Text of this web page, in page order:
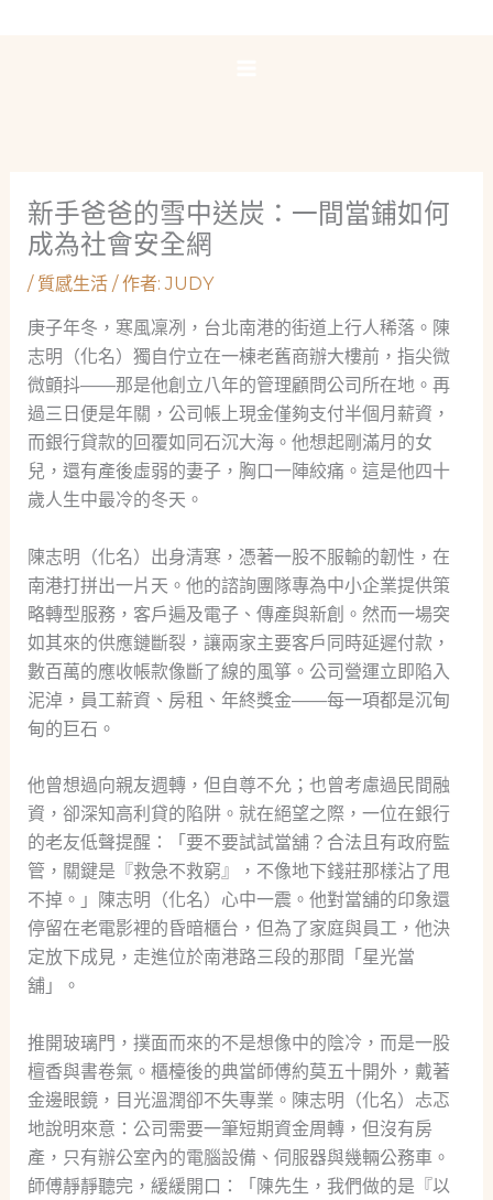
新手爸爸的雪中送炭：一間當鋪如何
成為社會安全網
/ 質感生活/ 作者:JUDY
庚子年冬，寒風凜冽，台北南港的街道上行人稀落。陳
志明（化名）獨自佇立在一棟老舊商辦大樓前，指尖微
微顫抖——那是他創立八年的管理顧問公司所在地。再
過三日便是年關，公司帳上現金僅夠支付半個月薪資，
而銀行貸款的回覆如同石沉大海。他想起剛滿月的女
兒，還有產後虛弱的妻子，胸口一陣絞痛。這是他四十
歲人生中最冷的冬天。
陳志明（化名）出身清寒，憑著一股不服輸的韌性，在
南港打拼出一片天。他的諮詢團隊專為中小企業提供策
略轉型服務，客戶遍及電子、傳產與新創。然而一場突
如其來的供應鏈斷裂，讓兩家主要客戶同時延遲付款，
數百萬的應收帳款像斷了線的風箏。公司營運立即陷入
泥淖，員工薪資、房租、年終獎金——每一項都是沉甸
甸的巨石。
他曾想過向親友週轉，但自尊不允；也曾考慮過民間融
資，卻深知高利貸的陷阱。就在絕望之際，一位在銀行
的老友低聲提醒：「要不要試試當舖？合法且有政府監
管，關鍵是『救急不救窮』，不像地下錢莊那樣沾了甩
不掉。」陳志明（化名）心中一震。他對當舖的印象還
停留在老電影裡的昏暗櫃台，但為了家庭與員工，他決
定放下成見，走進位於南港路三段的那間「星光當
舖」。
推開玻璃門，撲面而來的不是想像中的陰冷，而是一股
檀香與書卷氣。櫃檯後的典當師傅約莫五十開外，戴著
金邊眼鏡，目光溫潤卻不失專業。陳志明（化名）忐忑
地說明來意：公司需要一筆短期資金周轉，但沒有房
產，只有辦公室內的電腦設備、伺服器與幾輛公務車。
師傅靜靜聽完，緩緩開口：「陳先生，我們做的是『以